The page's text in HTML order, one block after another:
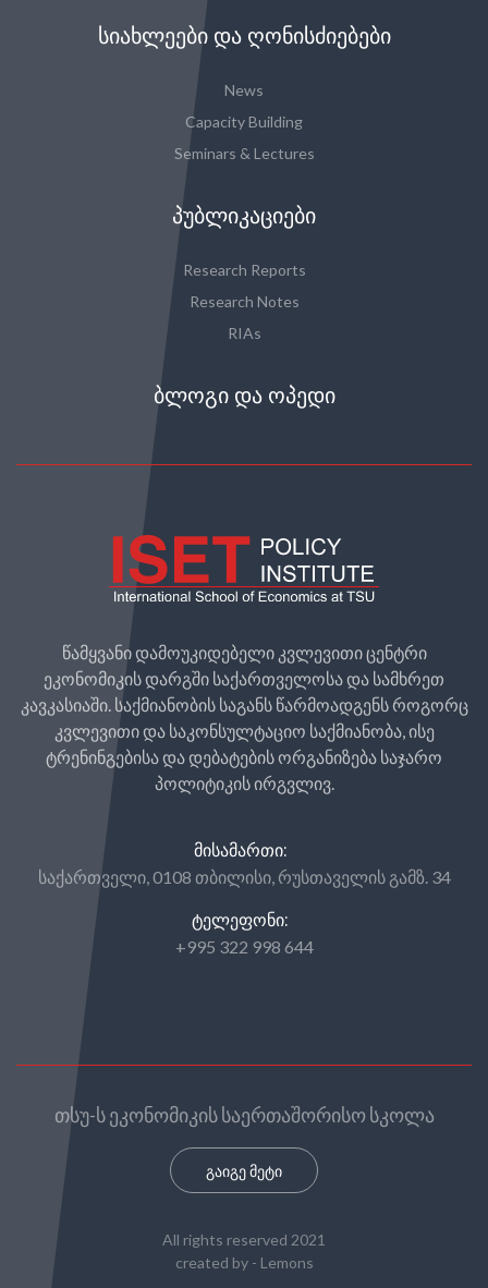
ᲡᲘᲐᲮᲚᲔᲔᲑᲘ ᲓᲐ ᲦᲝᲜᲘᲡᲫᲘᲔᲑᲔᲑᲘ
News
Capacity Building
Seminars & Lectures
ᲞᲣᲑᲚᲘᲙᲐᲪᲘᲔᲑᲘ
Research Reports
Research Notes
RIAs
ᲑᲚᲝᲒᲘ ᲓᲐ ᲝᲞᲔᲓᲘ
წამყვანი დამოუკიდებელი კვლევითი ცენტრი
ეკონომიკის დარგში საქართველოსა და სამხრეთ
კავკასიაში. საქმიანობის საგანს წარმოადგენს როგორც
კვლევითი და საკონსულტაციო საქმიანობა, ისე
ტრენინგებისა და დებატების ორგანიზება საჯარო
პოლიტიკის ირგვლივ.
ᲛᲘᲡᲐᲛᲐᲠᲗᲘ:
საქართველი, 0108 თბილისი, რუსთაველის გამზ. 34
ᲢᲔᲚᲔᲤᲝᲜᲘ:
+995 322 998 644
თსუ-ს ეკონომიკის საერთაშორისო სკოლა
გაიგე მეტი
All rights reserved 2021
created by - Lemons